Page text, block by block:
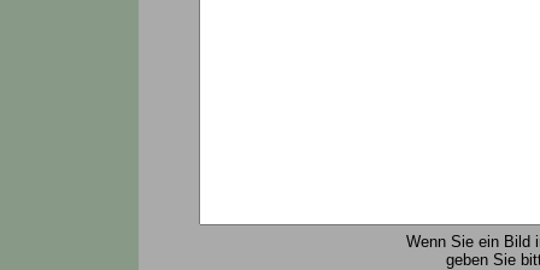
Wenn Sie ein Bild
geben Sie